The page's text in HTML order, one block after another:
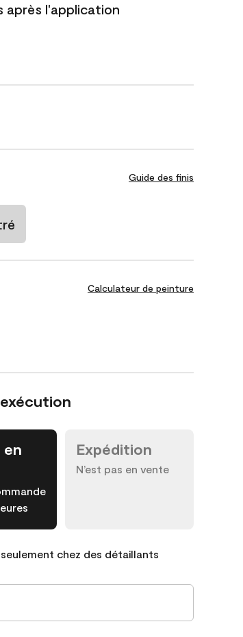
après l'application
Guide des finis
Calculateur de peinture
Expédition
N’est pas en vente
chez des détaillants